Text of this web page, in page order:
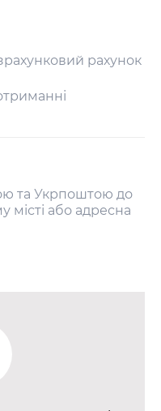
рахунок
та Укрпоштою до
місті або адресна